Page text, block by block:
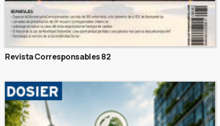
Revista Corresponsables 82